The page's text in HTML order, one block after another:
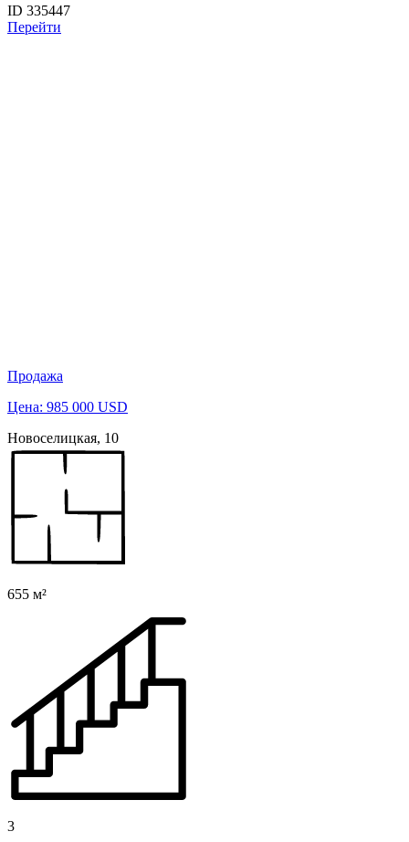
ID 335447
Перейти
Продажа
Цена: 985 000 USD
Новоселицкая, 10
655 м²
3